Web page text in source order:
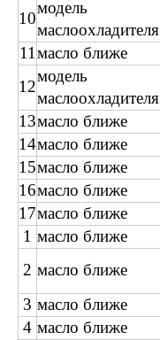
10
модель
маслоохладителя
11масло ближе
12
модель
маслоохладителя
13масло ближе
14масло ближе
15масло ближе
16масло ближе
17масло ближе
1 масло ближе
2 масло ближе
3 масло ближе
4 масло ближе